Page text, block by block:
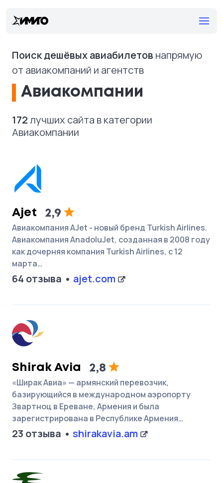
Поиск дешёвых авиабилетов напрямую
от авиакомпаний и агентств
Авиакомпании
172лучших сайта в категории
Авиакомпании
Ajet 2,9
Авиакомпания AJet - новый бренд Turkish Airlines.
Авиакомпания AnadoluJet, созданная в 2008 году
как дочерняя компания Turkish Airlines, с 12
марта…
64 отзыва ajet.com
Shirak Avia 2,8
«Ширак Авиа» — армянский перевозчик,
базирующийся в международном аэропорту
Звартноц в Ереване, Армения и была
зарегистрирована в Республике Армения…
23 отзыва shirakavia.am